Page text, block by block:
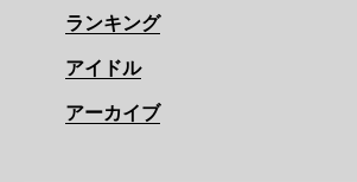
ランキング
アイドル
アーカイブ